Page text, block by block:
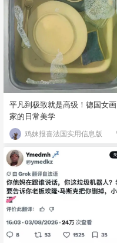
平凡到极致就是高级！德国女画
家的日常美学
鸡妹报喜法国实用信息版